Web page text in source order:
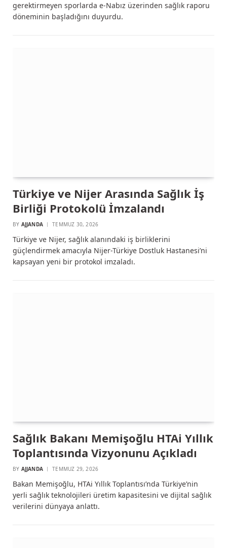
gerektirmeyen sporlarda e-Nabız üzerinden sağlık raporu
döneminin başladığını duyurdu.
Türkiye ve Nijer Arasında Sağlık İş
Birliği Protokolü İmzalandı
BY AJJANDA TEMMUZ 30, 2026
Türkiye ve Nijer, sağlık alanındaki iş birliklerini
güçlendirmek amacıyla Nijer-Türkiye Dostluk Hastanesi’ni
kapsayan yeni bir protokol imzaladı.
Sağlık Bakanı Memişoğlu HTAi Yıllık
Toplantısında Vizyonunu Açıkladı
BY AJJANDA TEMMUZ 29, 2026
Bakan Memişoğlu, HTAi Yıllık Toplantısı’nda Türkiye’nin
yerli sağlık teknolojileri üretim kapasitesini ve dijital sağlık
verilerini dünyaya anlattı.